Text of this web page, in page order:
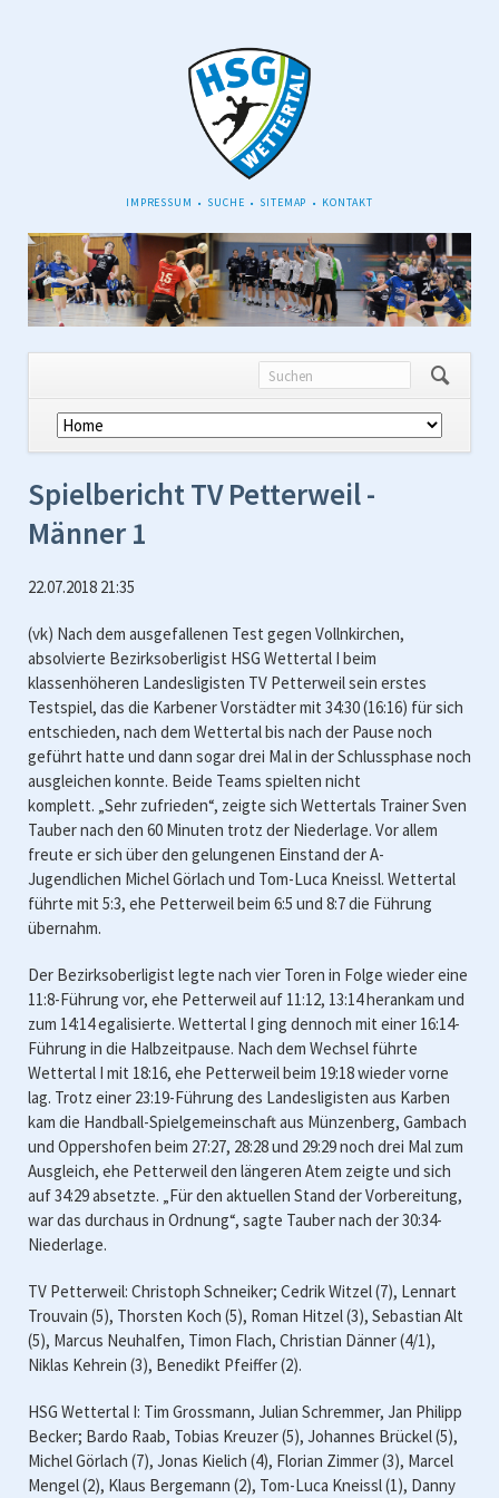
NAVIGATION
IMPRESSUM SUCHE SITEMAP KONTAKT
Navigation
überspringen
Spielbericht TV Petterweil -
Männer 1
22.07.2018 21:35
(vk) Nach dem ausgefallenen Test gegen Vollnkirchen,
absolvierte Bezirksoberligist HSG Wettertal I beim
klassenhöheren Landesligisten TV Petterweil sein erstes
Testspiel, das die Karbener Vorstädter mit 34:30 (16:16) für sich
entschieden, nach dem Wettertal bis nach der Pause noch
geführt hatte und dann sogar drei Mal in der Schlussphase noch
ausgleichen konnte. Beide Teams spielten nicht
komplett. „Sehr zufrieden“, zeigte sich Wettertals Trainer Sven
Tauber nach den 60 Minuten trotz der Niederlage. Vor allem
freute er sich über den gelungenen Einstand der A-
Jugendlichen Michel Görlach und Tom-Luca Kneissl. Wettertal
führte mit 5:3, ehe Petterweil beim 6:5 und 8:7 die Führung
übernahm.
Der Bezirksoberligist legte nach vier Toren in Folge wieder eine
11:8-Führung vor, ehe Petterweil auf 11:12, 13:14 herankam und
zum 14:14 egalisierte. Wettertal I ging dennoch mit einer 16:14-
Führung in die Halbzeitpause. Nach dem Wechsel führte
Wettertal I mit 18:16, ehe Petterweil beim 19:18 wieder vorne
lag. Trotz einer 23:19-Führung des Landesligisten aus Karben
kam die Handball-Spielgemeinschaft aus Münzenberg, Gambach
und Oppershofen beim 27:27, 28:28 und 29:29 noch drei Mal zum
Ausgleich, ehe Petterweil den längeren Atem zeigte und sich
auf 34:29 absetzte. „Für den aktuellen Stand der Vorbereitung,
war das durchaus in Ordnung“, sagte Tauber nach der 30:34-
Niederlage.
TV Petterweil: Christoph Schneiker; Cedrik Witzel (7), Lennart
Trouvain (5), Thorsten Koch (5), Roman Hitzel (3), Sebastian Alt
(5), Marcus Neuhalfen, Timon Flach, Christian Dänner (4/1),
Niklas Kehrein (3), Benedikt Pfeiffer (2).
HSG Wettertal I: Tim Grossmann, Julian Schremmer, Jan Philipp
Becker; Bardo Raab, Tobias Kreuzer (5), Johannes Brückel (5),
Michel Görlach (7), Jonas Kielich (4), Florian Zimmer (3), Marcel
Mengel (2), Klaus Bergemann (2), Tom-Luca Kneissl (1), Danny